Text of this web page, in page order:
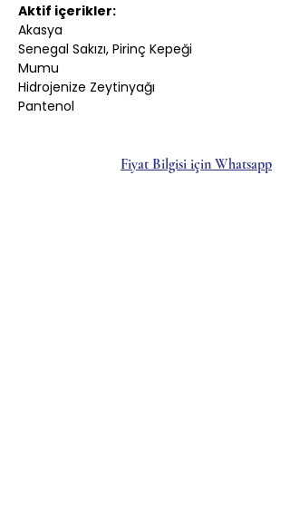
Aktif içerikler:
Akasya
Senegal Sakızı, Pirinç Kepeği
Mumu
Hidrojenize Zeytinyağı
Pantenol
Fiyat Bilgisi için Whatsapp